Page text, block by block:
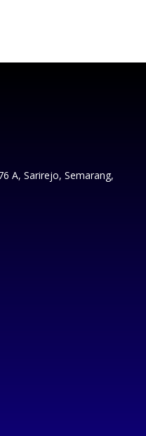
A, Sarirejo, Semarang,